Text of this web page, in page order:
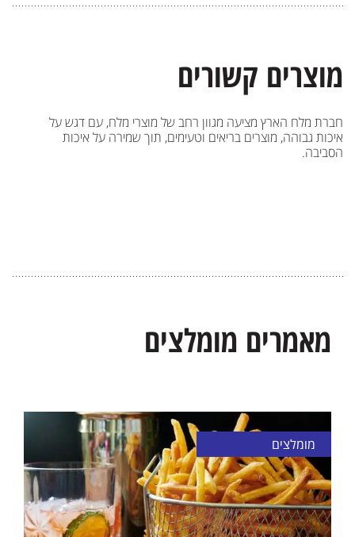
מוצרים קשורים
חברת מלח הארץ מציעה מגוון רחב של מוצרי מלח, עם דגש על
איכות גבוהה, מוצרים בריאים וטעימים, תוך שמירה על איכות
הסביבה.
מאמרים מומלצים
מומלצים